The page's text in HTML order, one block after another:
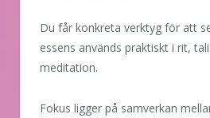
Du får konkreta verktyg för att
essens används praktiskt i rit,
meditation.
Fokus ligger på samverkan